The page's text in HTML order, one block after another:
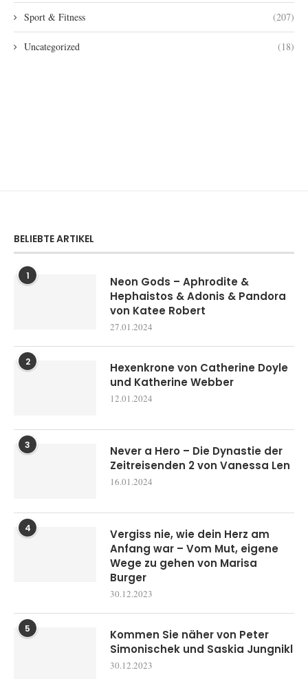
Sport & Fitness (207)
Uncategorized (18)
BELIEBTE ARTIKEL
1
Neon Gods – Aphrodite &
Hephaistos & Adonis & Pandora
von Katee Robert
27.01.2024
2
Hexenkrone von Catherine Doyle
und Katherine Webber
12.01.2024
3
Never a Hero – Die Dynastie der
Zeitreisenden 2 von Vanessa Len
16.01.2024
4
Vergiss nie, wie dein Herz am
Anfang war – Vom Mut, eigene
Wege zu gehen von Marisa
Burger
30.12.2023
5
Kommen Sie näher von Peter
Simonischek und Saskia Jungnikl
30.12.2023